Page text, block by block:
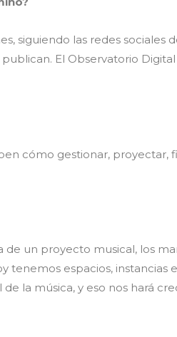
siguiendo las redes sociales
El Observatorio
cómo gestionar, proyectar,
un proyecto musical, los
tenemos espacios, instancias
la música, y eso nos hará